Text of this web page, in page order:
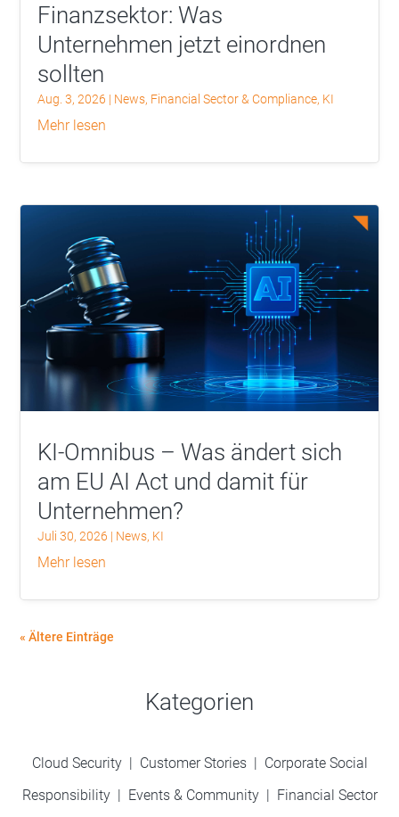
Finanzsektor: Was
Unternehmen jetzt einordnen
sollten
Aug. 3, 2026 | News, Financial Sector & Compliance, KI
mehr lesen
KI-Omnibus – Was ändert sich
am EU AI Act und damit für
Unternehmen?
Juli 30, 2026 | News, KI
mehr lesen
« Ältere Einträge
Kategorien
Cloud Security | Customer Stories| Corporate Social
Responsibility| Events & Community | Financial Sector